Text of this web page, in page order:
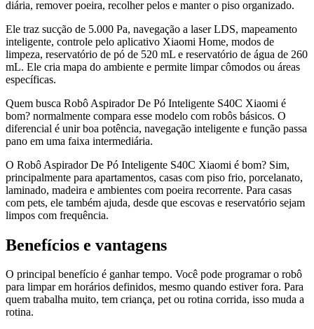
diária, remover poeira, recolher pelos e manter o piso organizado.
Ele traz sucção de 5.000 Pa, navegação a laser LDS, mapeamento
inteligente, controle pelo aplicativo Xiaomi Home, modos de
limpeza, reservatório de pó de 520 mL e reservatório de água de 260
mL. Ele cria mapa do ambiente e permite limpar cômodos ou áreas
específicas.
Quem busca Robô Aspirador De Pó Inteligente S40C Xiaomi é
bom? normalmente compara esse modelo com robôs básicos. O
diferencial é unir boa potência, navegação inteligente e função passa
pano em uma faixa intermediária.
O Robô Aspirador De Pó Inteligente S40C Xiaomi é bom? Sim,
principalmente para apartamentos, casas com piso frio, porcelanato,
laminado, madeira e ambientes com poeira recorrente. Para casas
com pets, ele também ajuda, desde que escovas e reservatório sejam
limpos com frequência.
Benefícios e vantagens
O principal benefício é ganhar tempo. Você pode programar o robô
para limpar em horários definidos, mesmo quando estiver fora. Para
quem trabalha muito, tem criança, pet ou rotina corrida, isso muda a
rotina.